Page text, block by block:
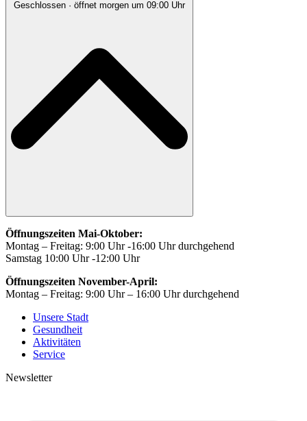
Geschlossen · öffnet morgen um 09:00 Uhr
Öffnungszeiten Mai-Oktober:
Montag – Freitag: 9:00 Uhr -16:00 Uhr durchgehend
Samstag 10:00 Uhr -12:00 Uhr
Öffnungszeiten November-April:
Montag – Freitag: 9:00 Uhr – 16:00 Uhr durchgehend
Unsere Stadt
Gesundheit
Aktivitäten
Service
Newsletter